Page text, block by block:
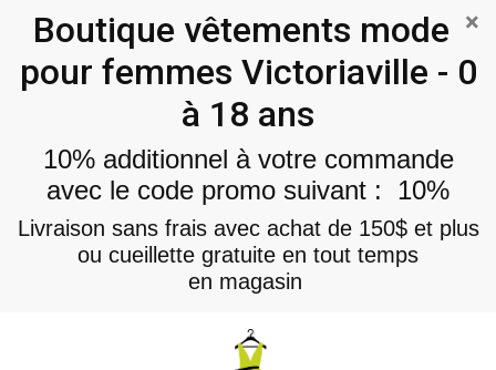
×
Boutique vêtements mode
pour femmes Victoriaville - 0
à 18 ans
10% additionnel à votre commande
avec le code promo suivant : 10%
Livraison sans frais avec achat de 150$ et plus
ou cueillette gratuite en tout temps
en magasin